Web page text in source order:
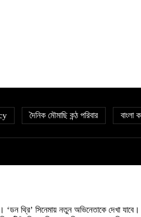
দৈনিক মৌমাছি কন্ঠ পরিবার বাংলা
থ্রি’ সিনেমায় নতুন অভিনেতাকে দেখা যাবে।